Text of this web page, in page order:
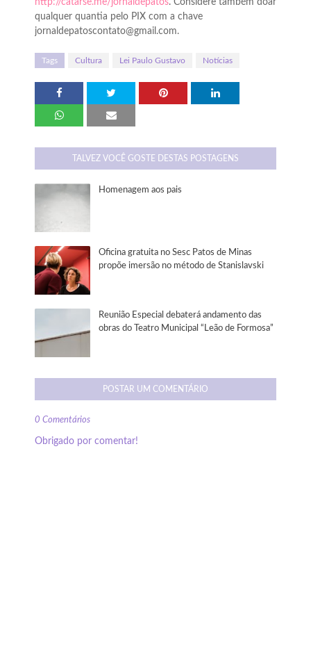
http://catarse.me/jornaldepatos. Considere também doar
qualquer quantia pelo PIX com a chave
jornaldepatoscontato@gmail.com.
Tags Cultura Lei Paulo Gustavo Notícias
TALVEZ VOCÊ GOSTE DESTAS POSTAGENS
Homenagem aos pais
Oficina gratuita no Sesc Patos de Minas
propõe imersão no método de Stanislavski
Reunião Especial debaterá andamento das
obras do Teatro Municipal “Leão de Formosa”
POSTAR UM COMENTÁRIO
0 Comentários
Obrigado por comentar!